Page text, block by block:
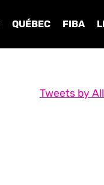
QUÉBEC FIBA
Tweets by